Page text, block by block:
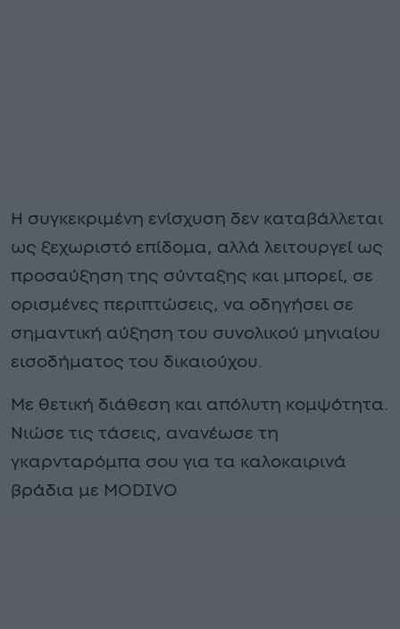
Η συγκεκριμένη ενίσχυση δεν καταβάλλεται
ως ξεχωριστό επίδομα, αλλά λειτουργεί ως
προσαύξηση της σύνταξης και μπορεί, σε
ορισμένες περιπτώσεις, να οδηγήσει σε
σημαντική αύξηση του συνολικού μηνιαίου
εισοδήματος του δικαιούχου.
Με θετική διάθεση και απόλυτη κομψότητα.
Νιώσε τις τάσεις, ανανέωσε τη
γκαρνταρόμπα σου για τα καλοκαιρινά
βράδια με MODIVO